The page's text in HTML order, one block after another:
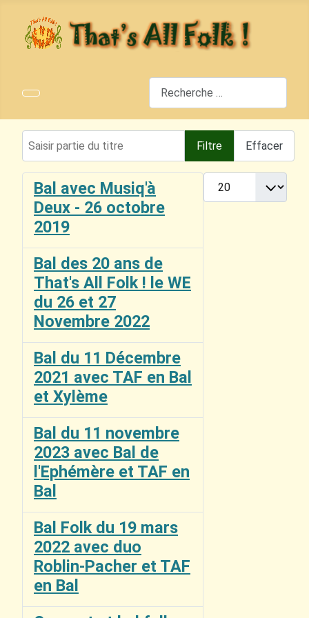
Filtre Effacer
Afficher #
Bal avec Musiq'à
Deux - 26 octobre
2019
Bal des 20 ans de
That's All Folk ! le WE
du 26 et 27
Novembre 2022
Bal du 11 Décembre
2021 avec TAF en Bal
et Xylème
Bal du 11 novembre
2023 avec Bal de
l'Ephémère et TAF en
Bal
Bal Folk du 19 mars
2022 avec duo
Roblin-Pacher et TAF
en Bal